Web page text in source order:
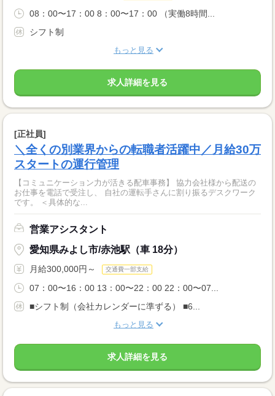
08：00〜17：00 8：00〜17：00 （実働8時間...
シフト制
もっと見る
求人詳細を見る
[正社員]
＼全くの別業界からの転職者活躍中／月給30万
スタートの運行管理
【コミュニケーション力が活きる配車事務】 協力会社様から配送の
お仕事を電話で受注し、 自社の運転手さんに割り振るデスクワーク
です。 ＜具体的な...
営業アシスタント
愛知県みよし市/赤池駅（車 18分）
月給300,000円～ 交通費一部支給
07：00〜16：00 13：00〜22：00 22：00〜07...
■シフト制（会社カレンダーに準ずる） ■6...
もっと見る
求人詳細を見る